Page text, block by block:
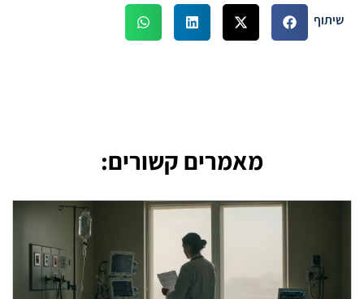
שיתוף
מאמרים קשורים: